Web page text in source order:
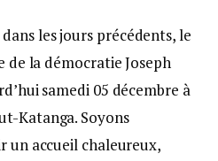
les jours précédents, le
de la démocratie Joseph
samedi 05 décembre à
Katanga. Soyons
accueil chaleureux,